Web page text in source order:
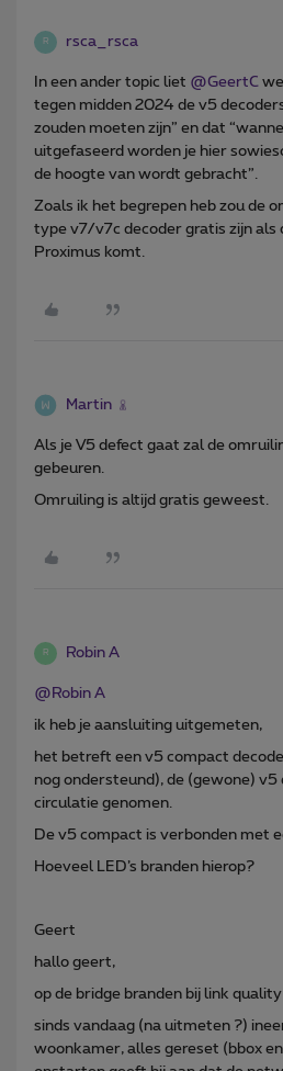
R rsca_rsca
In een ander topic liet @GeertC
tegen midden 2024 de v5
zouden moeten zijn” en dat
uitgefaseerd worden je hier
de hoogte van wordt gebracht”.
Zoals ik het begrepen heb zou de
type v7/v7c decoder gratis zijn als
Proximus komt.
Martin
Als je V5 defect gaat zal de
gebeuren.
Omruiling is altijd gratis geweest.
R Robin A
@Robin A
ik heb je aansluiting uitgemeten,
het betreft een v5 compact
nog ondersteund), de (gewone)
circulatie genomen.
De v5 compact is verbonden met
Hoeveel LED’s branden hierop?
Geert
hallo geert,
op de bridge branden bij link
sinds vandaag (na uitmeten ?)
woonkamer, alles gereset (bbox